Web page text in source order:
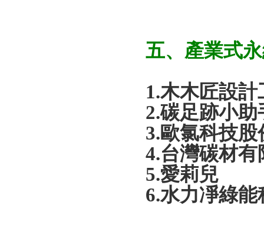
五、產業式
1.木木匠設計
2.碳足跡小助
3.歐氯科技
4.台灣碳材有
5.愛莉兒
6.水力凈綠能